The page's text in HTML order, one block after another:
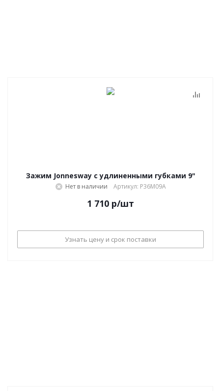
Зажим Jonnesway с удлиненными губками 9"
Нет в наличии Артикул: P36M09A
1 710 р/шт
Узнать цену и срок поставки